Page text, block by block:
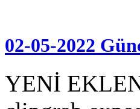
02-05-2022
YENİ